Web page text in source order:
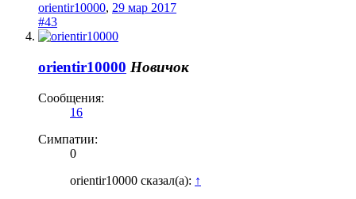
orientir10000, 29 мар 2017
#43
orientir10000 Новичок
Сообщения:
16
Симпатии:
0
orientir10000 сказал(а): ↑